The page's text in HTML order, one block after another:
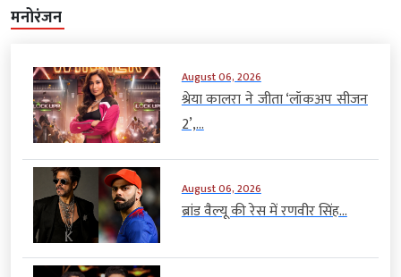
मनोरंजन
August 06, 2026
श्रेया कालरा ने जीता ‘लॉकअप सीजन
2’,...
August 06, 2026
ब्रांड वैल्यू की रेस में रणवीर सिंह...